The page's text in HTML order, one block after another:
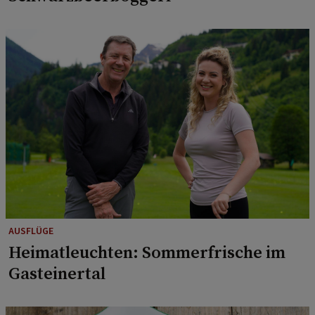
AUSFLÜGE
Heimatleuchten: Sommerfrische im
Gasteinertal